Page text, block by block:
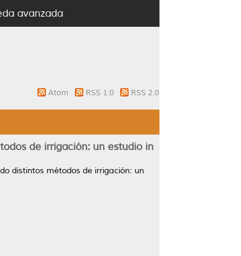
avanzada
Atom RSS 1.0 RSS 2.0
de irrigación: un estudio in
distintos métodos de irrigación: un